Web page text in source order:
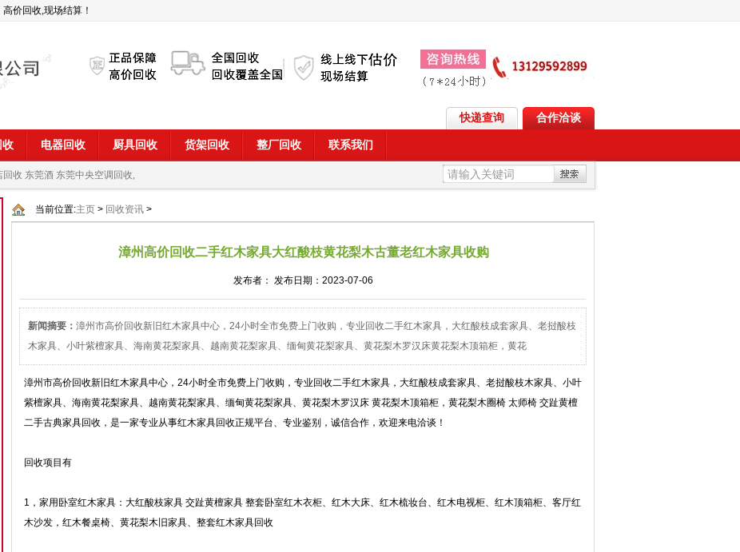
价回收,现场结算！
快递查询 合作洽谈
收 电器回收 厨具回收 货架回收 整厂回收 联系我们
回收 东莞酒 东莞中央空调回收,
当前位置:主页 > 回收资讯 >
漳州高价回收二手红木家具大红酸枝黄花梨木古董老红木家具收购
发布者： 发布日期：2023-07-06
新闻摘要： 漳州市高价回收新旧红木家具中心，24小时全市免费上门收购，专业回收二手红木家具，大红酸枝成套家具、老挝酸枝
木家具、小叶紫檀家具、海南黄花梨家具、越南黄花梨家具、缅甸黄花梨家具、黄花梨木罗汉床黄花梨木顶箱柜，黄花
漳州市高价回收新旧红木家具中心，24小时全市免费上门收购，专业回收二手红木家具，大红酸枝成套家具、老挝酸枝木家具、小叶
紫檀家具、海南黄花梨家具、越南黄花梨家具、缅甸黄花梨家具、黄花梨木罗汉床 黄花梨木顶箱柜，黄花梨木圈椅 太师椅 交趾黄檀
二手古典家具回收，是一家专业从事红木家具回收正规平台、专业鉴别，诚信合作，欢迎来电洽谈！
回收项目有
1，家用卧室红木家具：大红酸枝家具 交趾黄檀家具 整套卧室红木衣柜、红木大床、红木梳妆台、红木电视柜、红木顶箱柜、客厅红
木沙发，红木餐桌椅、黄花梨木旧家具、整套红木家具回收